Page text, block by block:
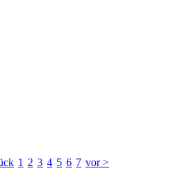
1 2 3 4 5 6 7 vor >